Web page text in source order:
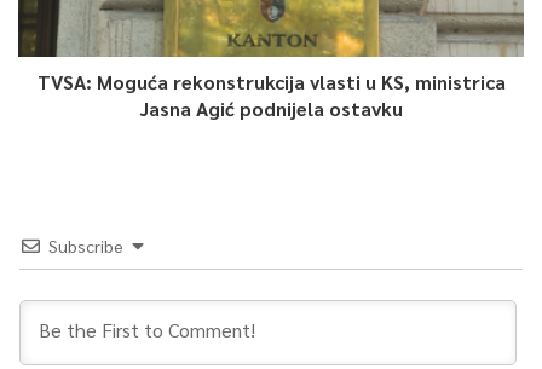
TVSA: Moguća rekonstrukcija vlasti u KS, ministrica
Jasna Agić podnijela ostavku
Subscribe